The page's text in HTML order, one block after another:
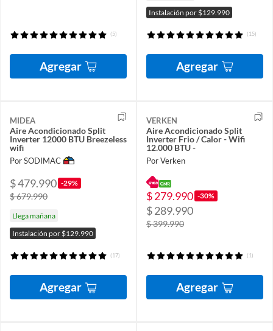
(5)
Agregar
Instalación por $129.990
(15)
Agregar
MIDEA
Aire Acondicionado Split
Inverter 12000 BTU Breezeless
wifi
Por SODIMAC
$ 479.990 -29%
$ 679.990
Llega mañana
Instalación por $129.990
(17)
Agregar
VERKEN
Aire Acondicionado Split
Inverter Frio / Calor - Wifi
12.000 BTU -
Por Verken
$ 279.990 -30%
$ 289.990
$ 399.990
(1)
Agregar